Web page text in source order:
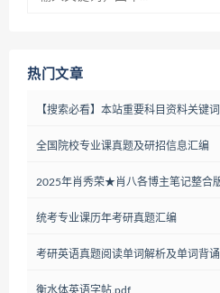
热门文章
【搜索必看】本站重要科目资料关键
全国院校专业课真题及研招信息汇编
2025年肖秀荣★肖八各博主笔记整合
统考专业课历年考研真题汇编
考研英语真题阅读单词解析及单词背
衡水体英语字帖.pdf